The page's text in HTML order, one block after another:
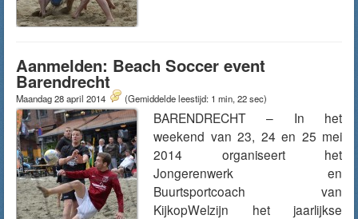
Aanmelden: Beach Soccer event
Barendrecht
Maandag 28 april 2014 (Gemiddelde leestijd: 1 min, 22 sec)
BARENDRECHT – In het
weekend van 23, 24 en 25 mei
2014 organiseert het
Jongerenwerk en
Buurtsportcoach van
KijkopWelzijn het jaarlijkse